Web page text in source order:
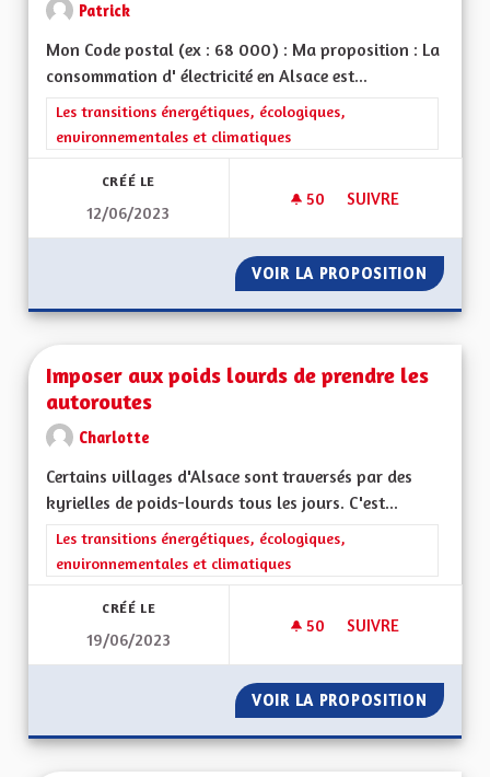
Patrick
Mon Code postal (ex : 68 000) : Ma proposition : La
consommation d' électricité en Alsace est...
Filtrer les résultats de la catégorie : Les transitions
Les transitions énergétiques, écologiques,
environnementales et climatiques
CRÉÉ LE
12/06/2023
50 50 ABONNÉS
SUIVRE
VOIR LA PROPOSITION
Imposer aux poids lourds de prendre les
autoroutes
Charlotte
Certains villages d'Alsace sont traversés par des
kyrielles de poids-lourds tous les jours. C'est...
Filtrer les résultats de la catégorie : Les transitions
Les transitions énergétiques, écologiques,
environnementales et climatiques
CRÉÉ LE
19/06/2023
50 50 ABONNÉS
SUIVRE
VOIR LA PROPOSITION